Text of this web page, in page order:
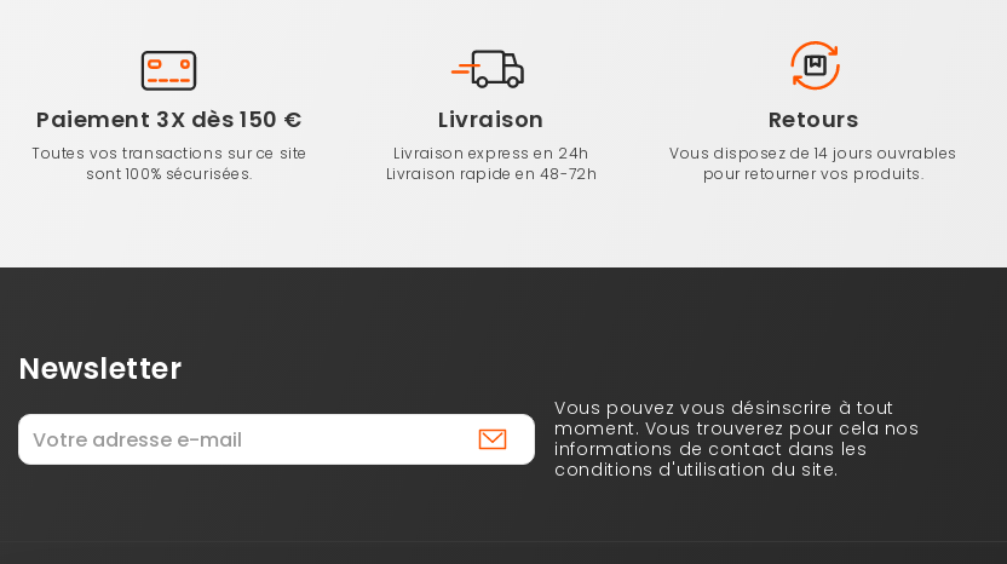
Paiement 3X dès 150 €
Toutes vos transactions sur ce site
sont 100% sécurisées.
Livraison
Livraison express en 24h
Livraison rapide en 48-72h
Retours
Vous disposez de 14 jours ouvrables
pour retourner vos produits.
Newsletter
Vous pouvez vous désinscrire à tout
moment. Vous trouverez pour cela nos
informations de contact dans les
conditions d'utilisation du site.